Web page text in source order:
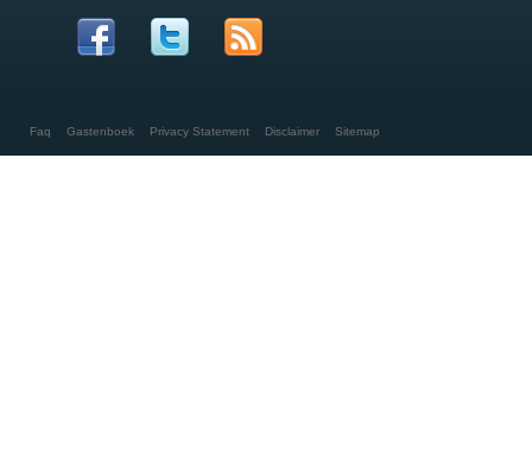
Faq Gastenboek Privacy Statement Disclaimer Sitemap